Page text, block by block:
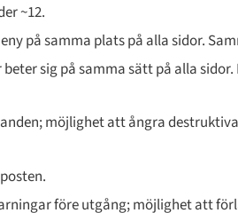
~12.
på samma plats på alla sidor.
sig på samma sätt på alla
möjlighet att ångra
före utgång; möjlighet att